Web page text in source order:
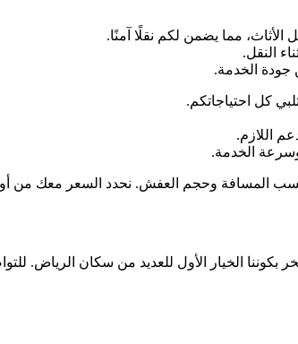
الأثاث، مما يضمن لكم نقلًا آمنًا.
النقل.
جودة الخدمة.
كل احتياجاتكم.
اللازم.
وسرعة الخدمة.
بكوننا الخيار الأول للعديد من سكان الرياض.